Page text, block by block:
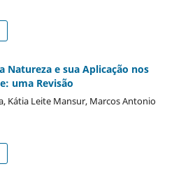
Natureza e sua Aplicação nos
uma Revisão
Kátia Leite Mansur, Marcos Antonio